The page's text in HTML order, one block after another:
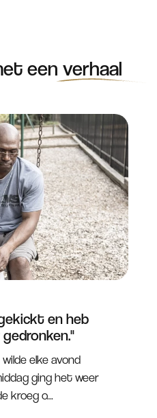
een verhaal
en heb
elke avond
ging het weer
kroeg o...